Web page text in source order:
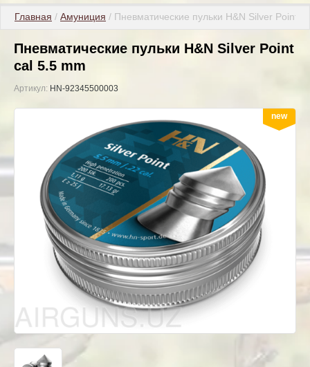
Главная / Амуниция / Пневматические пульки H&N Silver Point
Пневматические пульки H&N Silver Point
cal 5.5 mm
Артикул: HN-92345500003
new